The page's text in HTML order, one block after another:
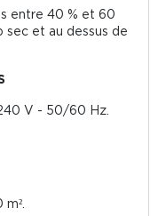
entre 40 % et 60
sec et au dessus de
V - 50/60 Hz.